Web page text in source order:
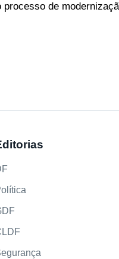
de